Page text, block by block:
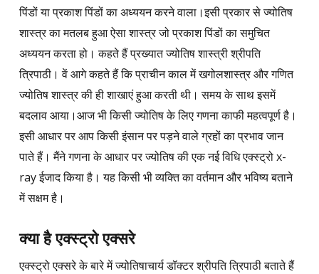
पिंडों या प्रकाश पिंडों का अध्ययन करने वाला।इसी प्रकार से ज्योतिष
शास्त्र का मतलब हुआ ऐसा शास्त्र जो प्रकाश पिंडों का समुचित
अध्ययन करता हो। कहते हैं प्रख्यात ज्योतिष शास्त्री श्रीपति
त्रिपाठी। वें आगे कहते हैं कि प्राचीन काल में खगोलशास्त्र और गणित
ज्योतिष शास्त्र की ही शाखाएं हुआ करती थी। समय के साथ इसमें
बदलाव आया।आज भी किसी ज्योतिष के लिए गणना काफी महत्वपूर्ण है।
इसी आधार पर आप किसी इंसान पर पड़ने वाले ग्रहों का प्रभाव जान
पाते हैं। मैंने गणना के आधार पर ज्योतिष की एक नई विधि एक्स्ट्रो x-
ray ईजाद किया है। यह किसी भी व्यक्ति का वर्तमान और भविष्य बताने
में सक्षम है।
क्या है एक्स्ट्रो एक्सरे
एक्स्ट्रो एक्सरे के बारे में ज्योतिषाचार्य डॉक्टर श्रीपति त्रिपाठी बताते हैं